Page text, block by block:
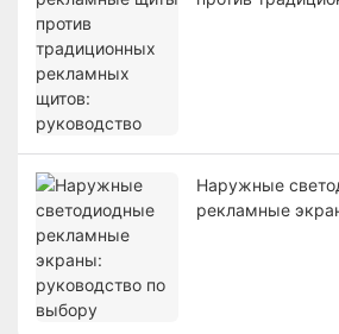
Наружные
рекламные